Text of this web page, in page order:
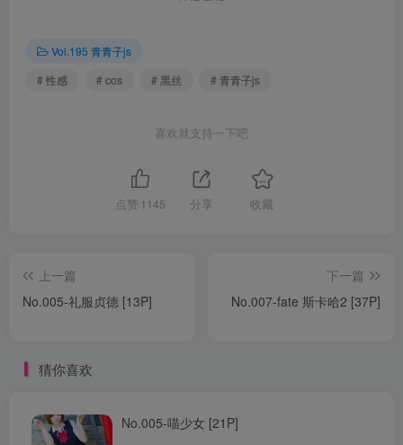
Vol.195 青青子js
# 性感
# cos # 黑丝 # 青青子js
喜欢就支持一下吧
点赞 1145 分享 收藏
上一篇
No.005-礼服贞德 [13P]
下一篇
No.007-fate 斯卡哈2 [37P]
猜你喜欢
No.005-喵少女 [21P]